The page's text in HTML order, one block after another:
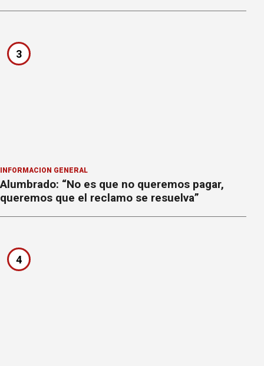
3
INFORMACION GENERAL
Alumbrado: “No es que no queremos pagar,
queremos que el reclamo se resuelva”
4